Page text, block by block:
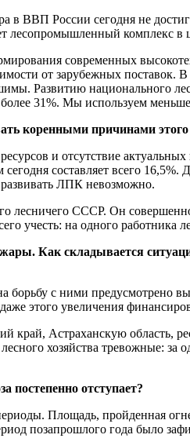
в ВВП России сегодня не
лесопромышленный комплекс
современных
от зарубежных поставок.
Развитию национального
31%. Мы используем
коренными причинами этого
и отсутствие
составляет всего 16,5%.
развивать ЛПК невозможно.
лесничего СССР. Он
учесть: на одного работника
Как складывается
борьбу с ними предусмотрено
этого увеличения
край, Астраханскую область,
хозяйства тревожные: за
постепенно отступает?
Площадь, пройденная
позапрошлого года было